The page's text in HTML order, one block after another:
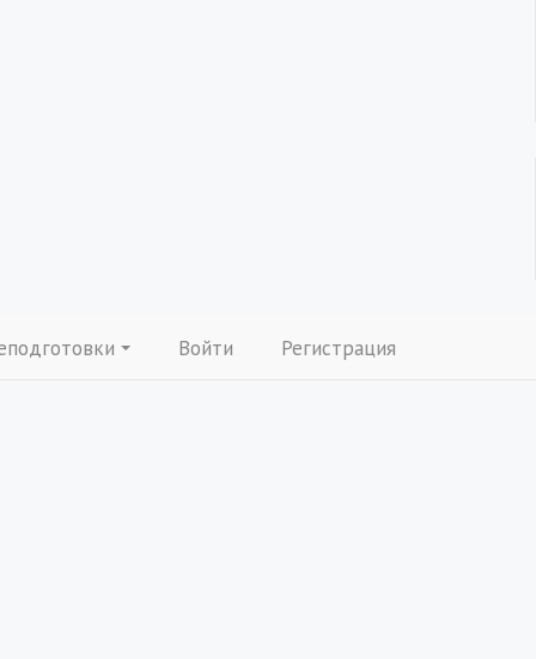
Войти Регистрация